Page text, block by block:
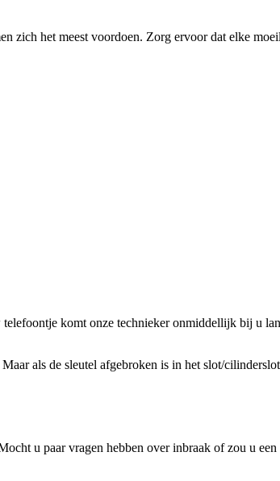
zich het meest voordoen. Zorg ervoor dat elke
komt onze technieker onmiddellijk bij u
als de sleutel afgebroken is in het slot/
u paar vragen hebben over inbraak of zou u